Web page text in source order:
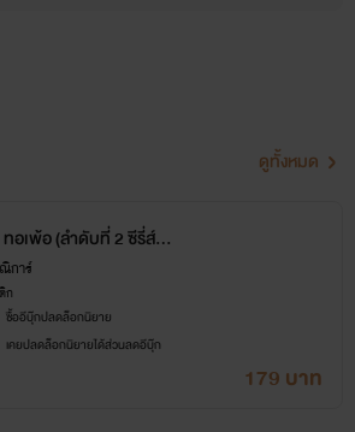
าชาวดอย ตัวน้อย ๆ หน้าตาขาว ๆ....”
ชาวดอย ตัวน้อย ๆ หน้าตาขาว ๆ....”
ดูทั้งหมด
ทอเพ้อ (ลำดับที่ 2 ซีรี่ส์ทอ
รักปักสวาท)
ณิการ์
ก
ซื้ออีบุ๊กปลดล็อกนิยาย
เคยปลดล็อกนิยายได้ส่วนลดอีบุ๊ก
179 บาท